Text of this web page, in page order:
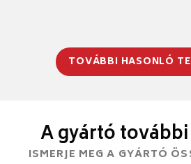
TOVÁBBI HASONLÓ
A gyártó
ISMERJE MEG A GYÁRTÓ